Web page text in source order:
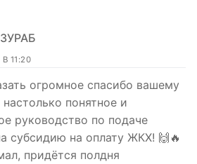
11:20
огромное спасибо вашему
настолько понятное и
руководство по подаче
субсидию на оплату ЖКХ! 🙌🔥
придётся полдня